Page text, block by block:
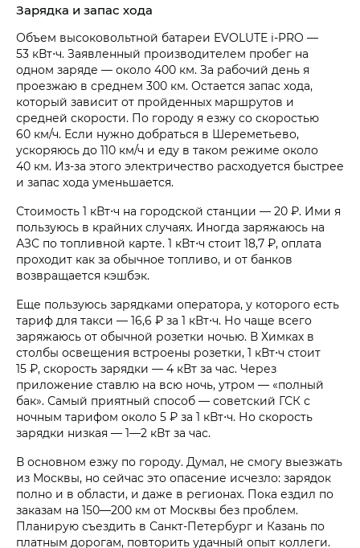
Зарядка и запас хода
Объем высоковольтной батареи EVOLUTE i‑PRO —
53 кВт⋅ч. Заявленный производителем пробег на
одном заряде — около 400 км. За рабочий день я
проезжаю в среднем 300 км. Остается запас хода,
который зависит от пройденных маршрутов и
средней скорости. По городу я езжу со скоростью
60 км/ч. Если нужно добраться в Шереметьево,
ускоряюсь до 110 км/ч и еду в таком режиме около
40 км. Из-за этого электричество расходуется быстрее
и запас хода уменьшается.
Стоимость 1 кВт⋅ч на городской станции — 20 ₽. Ими я
пользуюсь в крайних случаях. Иногда заряжаюсь на
АЗС по топливной карте. 1 кВт⋅ч стоит 18,7 ₽, оплата
проходит как за обычное топливо, и от банков
возвращается кэшбэк.
Еще пользуюсь зарядками оператора, у которого есть
тариф для такси — 16,6 ₽ за 1 кВт⋅ч. Но чаще всего
заряжаюсь от обычной розетки ночью. В Химках в
столбы освещения встроены розетки, 1 кВт⋅ч стоит
15 ₽, скорость зарядки — 4 кВт за час. Через
приложение ставлю на всю ночь, утром — «полный
бак». Самый приятный способ — советский ГСК с
ночным тарифом около 5 ₽ за 1 кВт⋅ч. Но скорость
зарядки низкая — 1—2 кВт за час.
В основном езжу по городу. Думал, не смогу выезжать
из Москвы, но сейчас это опасение исчезло: зарядок
полно и в области, и даже в регионах. Пока ездил по
заказам на 150—200 км от Москвы без проблем.
Планирую съездить в Санкт-Петербург и Казань по
платным дорогам, повторить удачный опыт коллеги.